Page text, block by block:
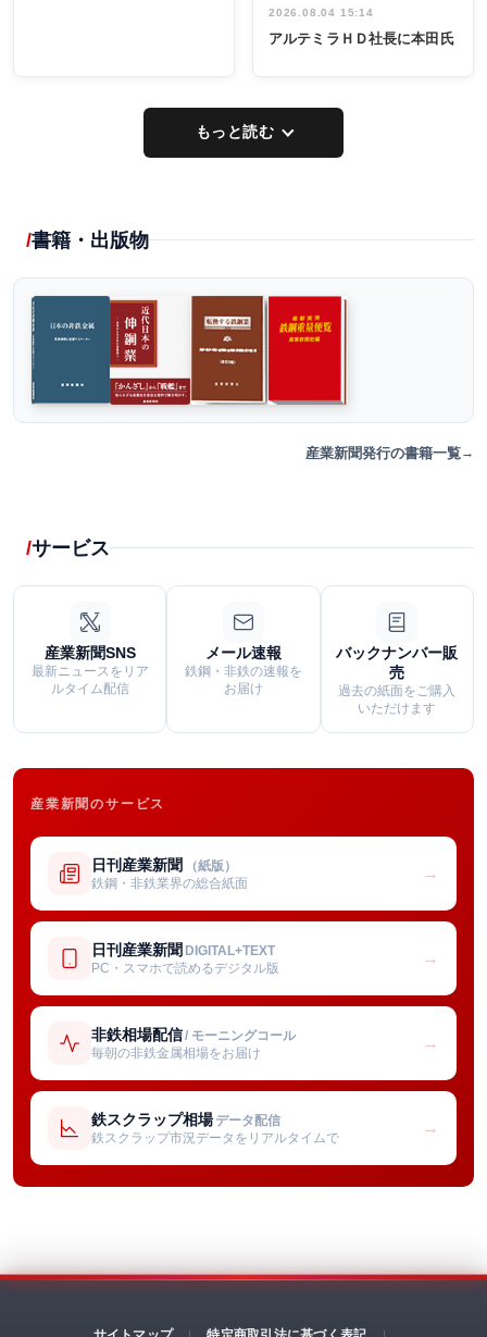
2026.08.04 15:14
アルテミラＨＤ社長に本田氏
もっと読む
書籍・出版物
産業新聞発行の書籍一覧
サービス
産業新聞SNS
最新ニュースをリア
ルタイム配信
メール速報
鉄鋼・非鉄の速報を
お届け
バックナンバー販
売
過去の紙面をご購入
いただけます
産業新聞のサービス
日刊産業新聞 （紙版）
鉄鋼・非鉄業界の総合紙面
→
日刊産業新聞 DIGITAL+TEXT
PC・スマホで読めるデジタル版
→
非鉄相場配信/ モーニングコール
毎朝の非鉄金属相場をお届け
→
鉄スクラップ相場 データ配信
鉄スクラップ市況データをリアルタイムで
→